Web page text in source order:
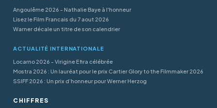
Angoulême 2026 - Nathalie Baye à l'honneur
Lisez le Film Francais du 7 aout 2026
Warner décale un titre de son calendrier
ACTUALITÉ INTERNATIONALE
Locarno 2026 - Virigine Efira célébrée
Mostra 2026 : Un lauréat pour le prix Cartier Glory to the Filmmaker 2026
SSIFF 2026 : Un prix d’honneur pour Werner Herzog
CHIFFRES